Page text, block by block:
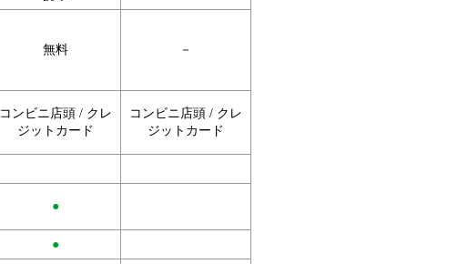
無料 －
コンビニ店頭 / クレ
ジットカード
コンビニ店頭 / クレ
ジットカード
●
●